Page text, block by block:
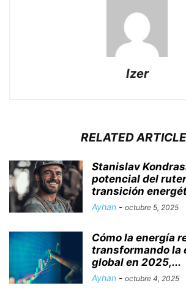
Izer
RELATED
Stanislav
potencial del
transición
Ayhan - octubre 5, 2025
Cómo la energía
transformando la
global en 2025,...
Ayhan - octubre 4, 2025